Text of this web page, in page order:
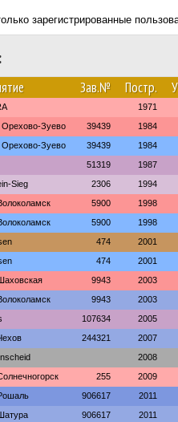
зарегистрированные
Зав.№ Постр.
1971
Зуево 39439 1984
Зуево 39439 1984
51319 1987
Sieg 2306 1994
5900 1998
5900 1998
474 2001
474 2001
9943 2003
9943 2003
107634 2005
244321 2007
2008
255 2009
906617 2011
906617 2011